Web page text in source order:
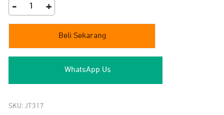
-
Data
CX15
1
+
Beli Sekarang
WhatsApp Us
SKU: JT317